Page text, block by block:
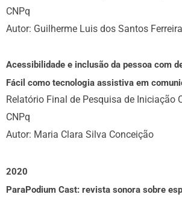
CNPq
Autor: Guilherme Luis dos Santos Ferreira
Acessibilidade e inclusão da pessoa com
Fácil como tecnologia assistiva em
Relatório Final de Pesquisa de Iniciação
CNPq
Autor: Maria Clara Silva Conceição
2020
ParaPodium Cast: revista sonora sobre